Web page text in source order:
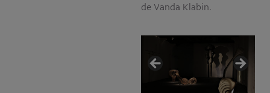
de Vanda Klabin.